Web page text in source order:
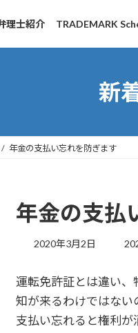
理士紹介 TRADEMARK
新
年金の支払い忘れを防ぎます
年金の支払
2020年3月2日
最
新
日
時
:
運転免許証とは違い、
知が来るわけではない
支払い忘れると権利が